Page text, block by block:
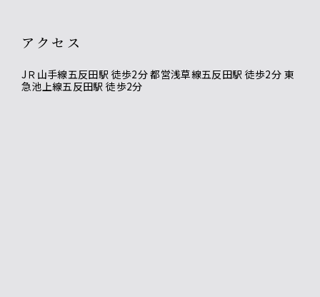
アクセス
JＲ山手線五反田駅 徒歩2分 都営浅草線五反田駅 徒歩2分 東
急池上線五反田駅 徒歩2分